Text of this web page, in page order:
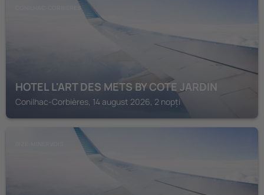
CONILHAC-CORBIÈRES
HOTEL L'ART DES METS BY COTE JARDIN
Conilhac-Corbières, 14 august 2026, 2 nopți